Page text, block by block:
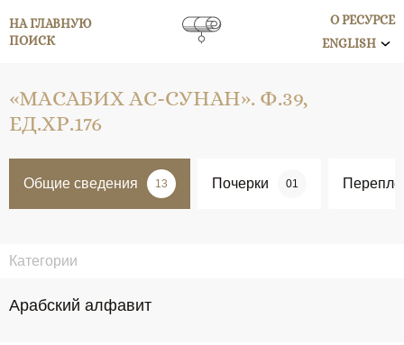
НА ГЛАВНУЮ
ПОИСК
О РЕСУРСЕ
ENGLISH
«МАСАБИХ АС-СУНАН». Ф.39,
ЕД.ХР.176
Общие сведения 13 Почерки 01
Категории
Арабский алфавит